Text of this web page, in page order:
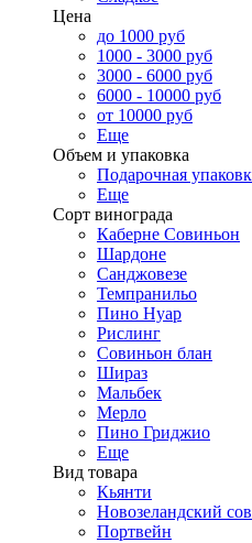
Цена
до 1000 руб
1000 - 3000 руб
3000 - 6000 руб
6000 - 10000 руб
от 10000 руб
Еще
Объем и упаковка
Подарочная
Еще
Сорт винограда
Каберне Совиньон
Шардоне
Санджовезе
Темпранильо
Пино Нуар
Рислинг
Совиньон блан
Шираз
Мальбек
Мерло
Пино Гриджио
Еще
Вид товара
Кьянти
Новозеландский
Портвейн